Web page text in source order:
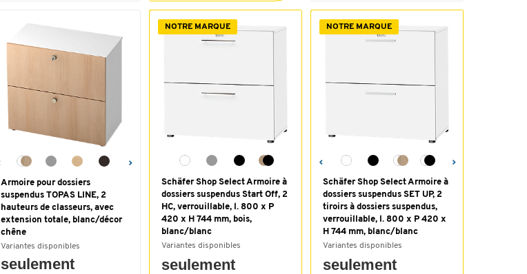
Armoire pour dossiers
suspendus TOPAS LINE, 2
hauteurs de classeurs, avec
extension totale, blanc/décor
chêne
Variantes disponibles
seulement
NOTRE MARQUE
Schäfer Shop Select Armoire à
dossiers suspendus Start Off, 2
HC, verrouillable, l. 800 x P
420 x H 744 mm, bois,
blanc/blanc
Variantes disponibles
seulement
NOTRE MARQUE
Schäfer Shop Select Armoire à
dossiers suspendus SET UP, 2
tiroirs à dossiers suspendus,
verrouillable, l. 800 x P 420 x
H 744 mm, blanc/blanc
Variantes disponibles
seulement